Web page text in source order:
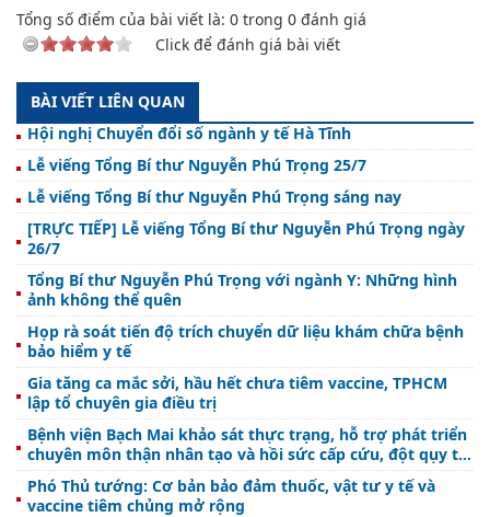
Tổng số điểm của bài viết là: 0 trong 0 đánh giá
Click để đánh giá bài viết
BÀI VIẾT LIÊN QUAN
Hội nghị Chuyển đổi số ngành y tế Hà Tĩnh
Lễ viếng Tổng Bí thư Nguyễn Phú Trọng 25/7
Lễ viếng Tổng Bí thư Nguyễn Phú Trọng sáng nay
[TRỰC TIẾP] Lễ viếng Tổng Bí thư Nguyễn Phú Trọng ngày
26/7
Tổng Bí thư Nguyễn Phú Trọng với ngành Y: Những hình
ảnh không thể quên
Họp rà soát tiến độ trích chuyển dữ liệu khám chữa bệnh
bảo hiểm y tế
Gia tăng ca mắc sởi, hầu hết chưa tiêm vaccine, TPHCM
lập tổ chuyên gia điều trị
Bệnh viện Bạch Mai khảo sát thực trạng, hỗ trợ phát triển
chuyên môn thận nhân tạo và hồi sức cấp cứu, đột qụy tại
Trung tâm y tế Nghi Xuân
Phó Thủ tướng: Cơ bản bảo đảm thuốc, vật tư y tế và
vaccine tiêm chủng mở rộng